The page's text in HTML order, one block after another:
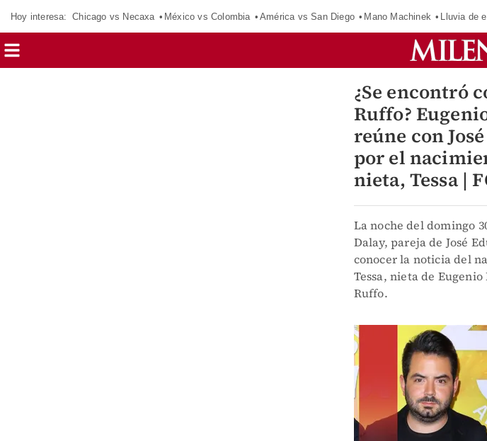
Hoy interesa: Chicago vs Necaxa México vs Colombia América vs San Diego Mano Machinek Lluvia de
¿Se encontró
Ruffo?
reúne con
por el
nieta, Tessa |
La noche del domingo
Dalay, pareja de José
conocer la noticia del
Tessa, nieta de
Ruffo.